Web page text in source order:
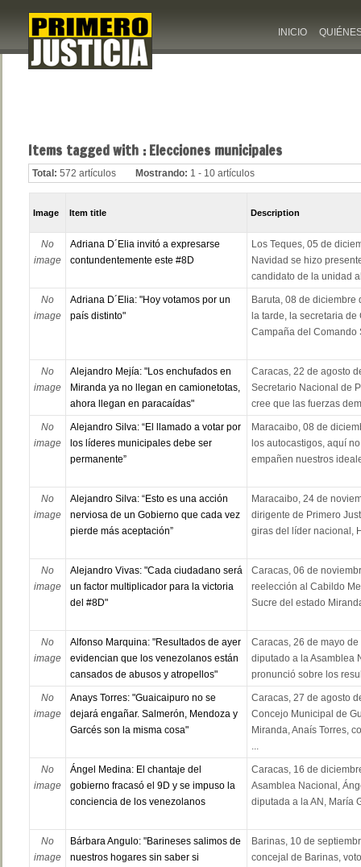
INICIO
Items tagged with : Elecciones municipales
Total: 572 artículos Mostrando: 1 - 10 artículos
Image Item title Description
No
image
Adriana D´Elia invitó a expresarse
contundentemente este #8D
Los Teques, 05 de
Navidad se hizo
candidato de la unidad
No
image
Adriana D´Elia: "Hoy votamos por un
país distinto"
Baruta, 08 de diciembre
la tarde, la secretaria
Campaña del Comando
No
image
Alejandro Mejía: "Los enchufados en
Miranda ya no llegan en camionetotas,
ahora llegan en paracaídas"
Caracas, 22 de agosto
Secretario Nacional de
cree que las fuerzas
No
image
Alejandro Silva: “El llamado a votar por
los líderes municipales debe ser
permanente”
Maracaibo, 08 de
los autocastigos, aquí
empañen nuestros
No
image
Alejandro Silva: “Esto es una acción
nerviosa de un Gobierno que cada vez
pierde más aceptación”
Maracaibo, 24 de
dirigente de Primero
giras del líder nacional,
No
image
Alejandro Vivas: "Cada ciudadano será
un factor multiplicador para la victoria
del #8D"
Caracas, 06 de
reelección al Cabildo
Sucre del estado
No
image
Alfonso Marquina: "Resultados de ayer
evidencian que los venezolanos están
cansados de abusos y atropellos"
Caracas, 26 de mayo
diputado a la Asamblea
pronunció sobre los
No
image
Anays Torres: "Guaicaipuro no se
dejará engañar. Salmerón, Mendoza y
Garcés son la misma cosa"
Caracas, 27 de agosto
Concejo Municipal de
Miranda, Anaís Torres,
...
No
image
Ángel Medina: El chantaje del
gobierno fracasó el 9D y se impuso la
conciencia de los venezolanos
Caracas, 16 de
Asamblea Nacional,
diputada a la AN, María
No
image
Bárbara Angulo: "Barineses salimos de
nuestros hogares sin saber si
Barinas, 10 de
concejal de Barinas,